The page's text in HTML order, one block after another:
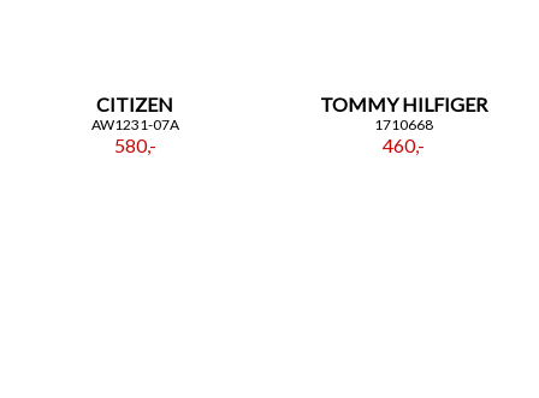
CITIZEN
AW1231-07A
580,-
TOMMY HILFIGER
1710668
460,-